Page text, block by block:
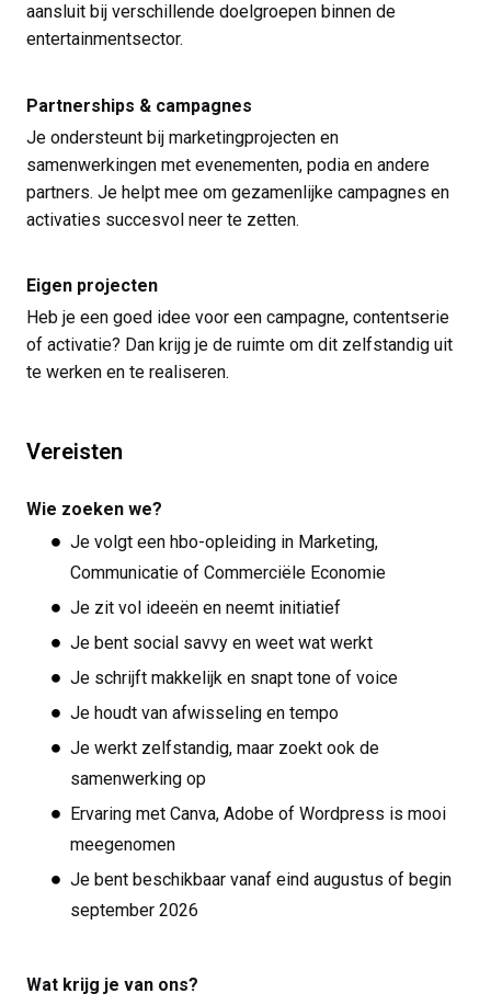
aansluit bij verschillende doelgroepen binnen de
entertainmentsector.
Partnerships & campagnes
Je ondersteunt bij marketingprojecten en
samenwerkingen met evenementen, podia en andere
partners. Je helpt mee om gezamenlijke campagnes en
activaties succesvol neer te zetten.
Eigen projecten
Heb je een goed idee voor een campagne, contentserie
of activatie? Dan krijg je de ruimte om dit zelfstandig uit
te werken en te realiseren.
Vereisten
Wie zoeken we?
Je volgt een hbo-opleiding in Marketing,
Communicatie of Commerciële Economie
Je zit vol ideeën en neemt initiatief
Je bent social savvy en weet wat werkt
Je schrijft makkelijk en snapt tone of voice
Je houdt van afwisseling en tempo
Je werkt zelfstandig, maar zoekt ook de
samenwerking op
Ervaring met Canva, Adobe of Wordpress is mooi
meegenomen
Je bent beschikbaar vanaf eind augustus of begin
september 2026
Wat krijg je van ons?